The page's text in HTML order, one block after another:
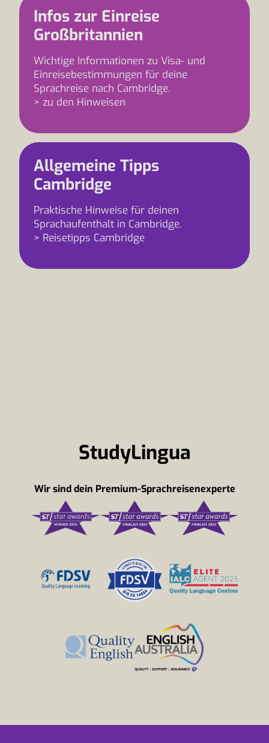
Infos zur Einreise
Großbritannien
Wichtige Informationen zu Visa- und
Einreisebestimmungen für deine
Sprachreise nach Cambridge.
> zu den Hinweisen
Allgemeine Tipps
Cambridge
Praktische Hinweise für deinen
Sprachaufenthalt in Cambridge.
> Reisetipps Cambridge
StudyLingua
Wir sind dein Premium-Sprachreisenexperte